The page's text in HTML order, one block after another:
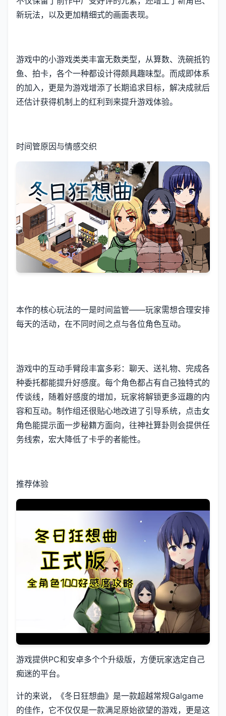
新玩法​​，以及更加精细式的画面表现。
游戏中的小游戏类类丰富无数类型，从算数、洗碗抵钓
鱼、拍卡，各个一种都设计得颇具趣味型。而​​成即体系
的加入​​，更是为游戏增添了长期追求目标，解决成就后
还估计获得机制上的红利到来提升游戏体验。
时间管原因与情感交织
本作的核心玩法的一是时间监管——玩家需想合理安排
每天的活动，在不同时间之点与各位角色互动。
游戏中的​​互动手臂段丰富多彩​​：聊天、送礼物、完成各
种委托都能提升好感度。每个角色都占有自己独特式的
传谈线，随着好感度的增加，玩家将解锁更多逗趣的内
容和互动。制作组还很贴心地改进了引导系统，点击女
角色能提示面一步秘籍方面向，往神社算卦则会提供任
务线索，宏大降低了卡乎的者能性。
推荐体验
游戏提供PC和安卓多个个升级版，方便玩家选定自己
痴迷的平台。
计的来说，《冬日狂想曲》是一款​​超越常规Galgame
的佳作​​，它不仅仅是一款满足原始欲望的游戏，更是这